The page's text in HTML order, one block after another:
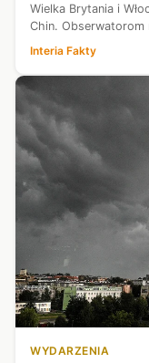
Wielka Brytania i
Chin. Obserwatorom
Interia Fakty
WYDARZENIA